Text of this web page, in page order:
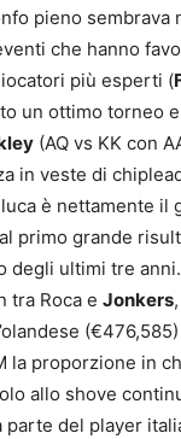
pieno sembrava
che hanno
più esperti (
un ottimo torneo
(AQ vs KK con
in veste di
è nettamente il
primo grande
degli ultimi tre
tra Roca e Jonkers
la proporzione in
allo shove
del player